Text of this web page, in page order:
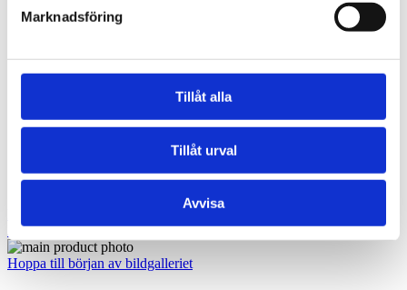
Marknadsföring
Tillåt alla
Tillåt urval
Avvisa
Kraftöverföring
Rullkedja
Vibrationsdämpare
Hoppa till slutet av bildgalleriet
Hoppa till början av bildgalleriet